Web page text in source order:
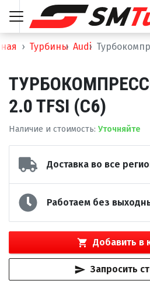
Турбины Audi
2.0 TFSI (C6)
Наличие и стоимость: Уточняйте
Доставка во все
Работаем без
Добавить в
Запросить